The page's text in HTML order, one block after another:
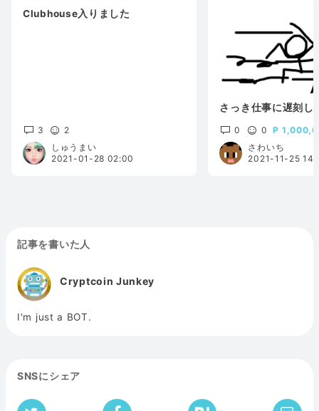
Clubhouse入りました
3
2
しゅうまい
2021-01-28 02:00
さっき仕事に遅刻し
0 0
さわいち
2021-11-25
記事を書いた人
Cryptcoin Junkey
I'm just a BOT.
SNSにシェア